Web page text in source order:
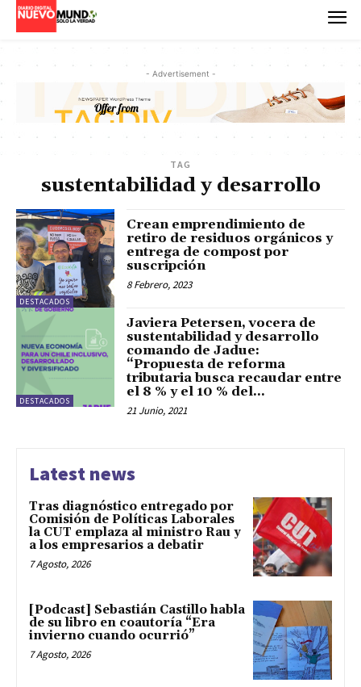
- Advertisement -
TAG
sustentabilidad y desarrollo
DESTACADOS
Crean emprendimiento de
retiro de residuos orgánicos y
entrega de compost por
suscripción
8 Febrero, 2023
DESTACADOS
Javiera Petersen, vocera de
sustentabilidad y desarrollo
comando de Jadue:
“Propuesta de reforma
tributaria busca recaudar entre
el 8 % y el 10 % del...
21 Junio, 2021
Latest news
Tras diagnóstico entregado por
Comisión de Políticas Laborales
la CUT emplaza al ministro Rau y
a los empresarios a debatir
7 Agosto, 2026
[Podcast] Sebastián Castillo habla
de su libro en coautoría “Era
invierno cuando ocurrió”
7 Agosto, 2026